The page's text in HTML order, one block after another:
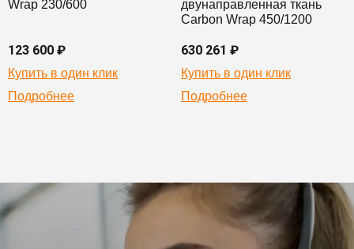
Wrap 230/600
123 600 ₽
Купить в один клик
Подробнее
двунаправленная ткань
Carbon Wrap 450/1200
630 261 ₽
Купить в один клик
Подробнее